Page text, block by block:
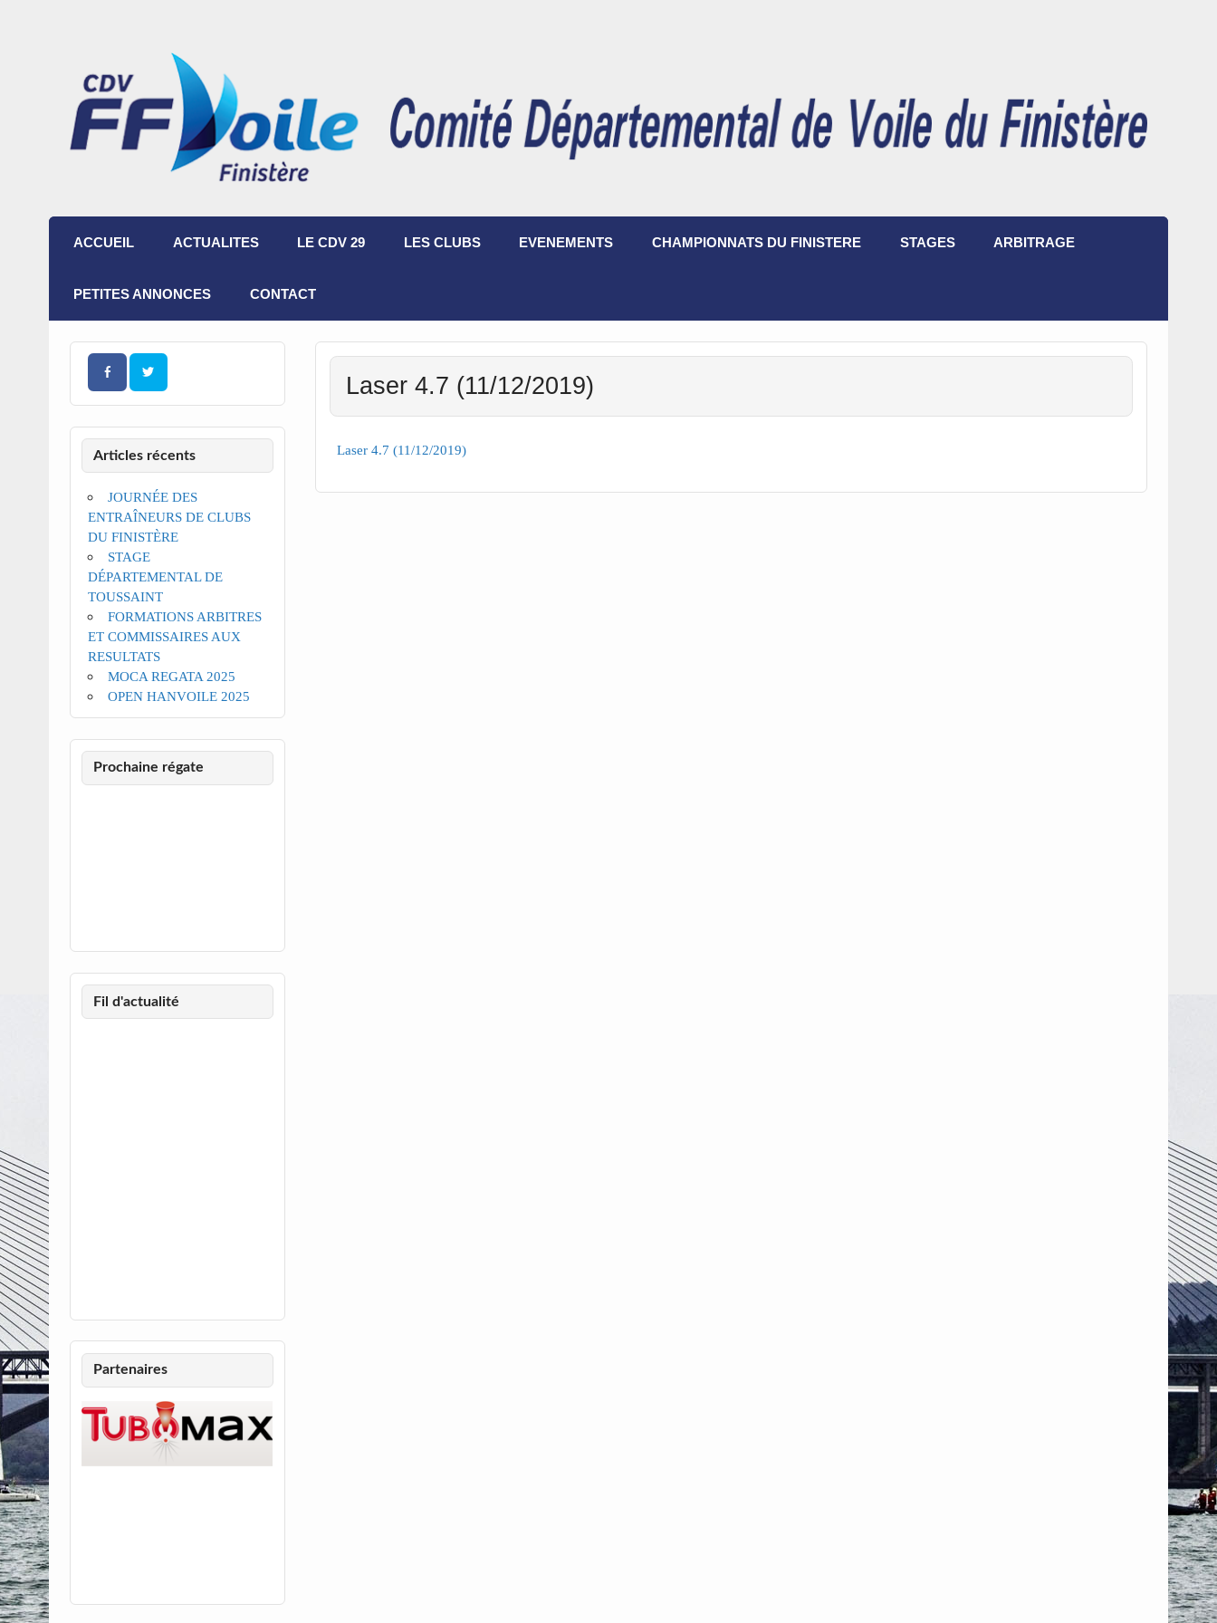
ACCUEIL ACTUALITES LE CDV 29 LES CLUBS EVENEMENTS CHAMPIONNATS DU FINISTERE STAGES ARBITRAGE
PETITES ANNONCES CONTACT
Laser 4.7 (11/12/2019)
Laser 4.7 (11/12/2019)
Articles récents
JOURNÉE DES
ENTRAÎNEURS DE CLUBS
DU FINISTÈRE
STAGE
DÉPARTEMENTAL DE
TOUSSAINT
FORMATIONS ARBITRES
ET COMMISSAIRES AUX
RESULTATS
MOCA REGATA 2025
OPEN HANVOILE 2025
Prochaine régate
Fil d'actualité
Partenaires